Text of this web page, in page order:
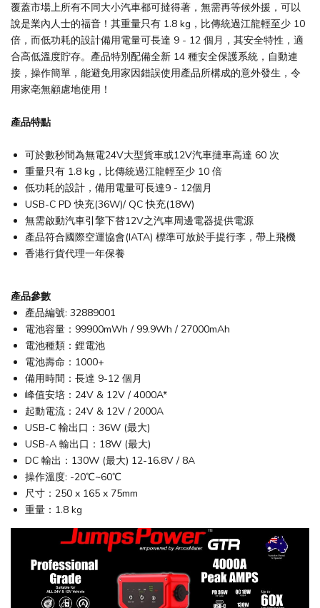
覆蓋市場上所有不同大小汽車都可撻得著，無需再等候外援，可以
說是業內人士的福音！其重量只有 1.8 kg，比傳統過江龍輕至少 10
倍，而低功耗的設計備用電量可長達 9 - 12 個月，其安全特性，適
合高低溫度貯存。產品特別配備全新 14 種安全保護系統，自動連
接，操作簡單，能避免用家因錯誤使用產品所構成的意外發生，令
用家亳無顧慮地使用！
產品特點
可於數秒間為無電24V大型貨車或12V汽車撻車高達 60 次
重量只有 1.8 kg，比傳統過江龍輕至少 10 倍
低功耗的設計，備用電量可長達9 - 12個月
USB-C PD 快充(36W)/ QC 快充(18W)
無需啟動汽車引擎下替12V之汽車周邊電器提供電源
產品符合國際空運協會(IATA) 標準可放於手提行李，帶上飛機
香港行貨代理一年保養
產品參數
產品編號: 32889001
電池容量：99900mWh / 99.9Wh / 27000mAh
電池種類：鋰電池
電池壽命：1000+
備用時間：長達 9-12 個月
峰值安培：24V & 12V / 4000A*
起動電流：24V & 12V / 2000A
USB-C 輸出口：36W (最大)
USB-A 輸出口：18W (最大)
DC 輸出：130W (最大) 12-16.8V / 8A
操作溫度: -20℃~60℃
尺寸：250 x 165 x 75mm
重量：1.8 kg